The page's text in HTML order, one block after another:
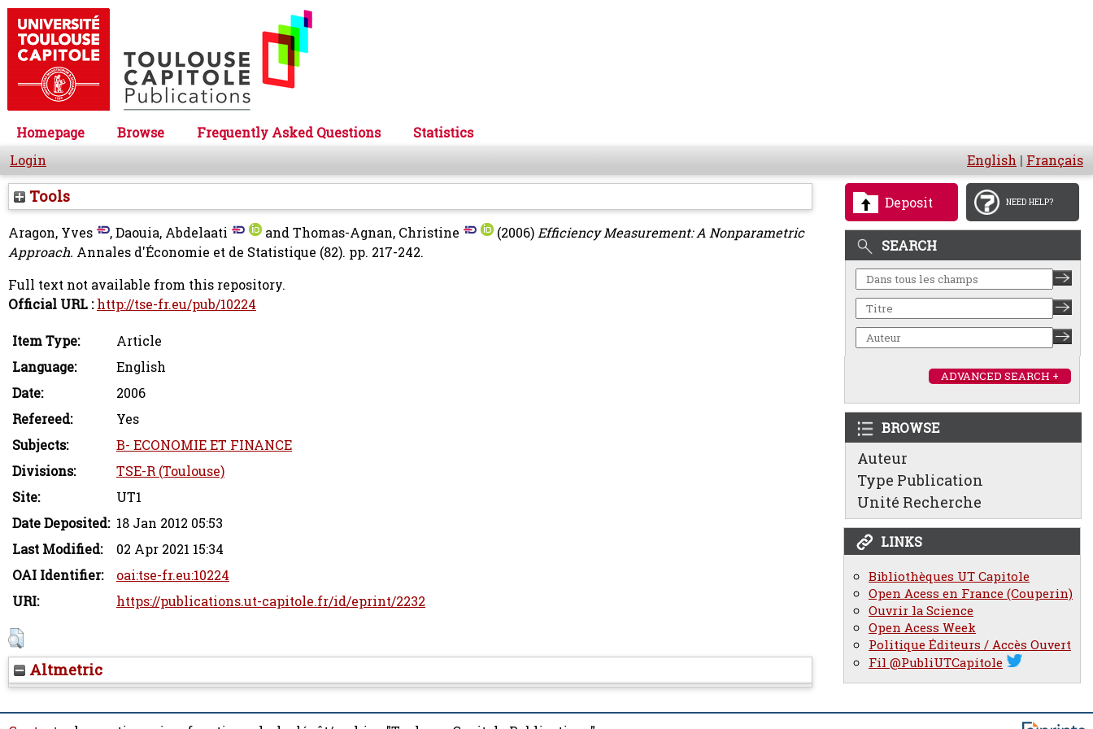
Homepage Browse Frequently Asked Questions
Statistics
Login
English | Français
Deposit NEED HELP?
SEARCH
ADVANCED SEARCH +
BROWSE
Auteur
Type Publication
Unité Recherche
LINKS
Bibliothèques UT Capitole
Open Acess en France (Couperin)
Ouvrir la Science
Open Acess Week
Politique Éditeurs / Accès Ouvert
Fil @PubliUTCapitole
Tools
Aragon, Yves ,Daouia, Abdelaati andThomas-Agnan, Christine (2006)Efficiency Measurement: A Nonparametric
Approach. Annales d'Économie et de Statistique (82). pp. 217-242.
Full text not available from this repository.
Official URL : http://tse-fr.eu/pub/10224
Item Type:
Article
Language:
English
Date:
2006
Refereed:
Yes
Subjects:
B- ECONOMIE ET FINANCE
Divisions:
TSE-R (Toulouse)
Site:
UT1
Date Deposited: 18 Jan 2012 05:53
Last Modified:
02 Apr 2021 15:34
OAI Identifier:
oai:tse-fr.eu:10224
URI:
https://publications.ut-capitole.fr/id/eprint/2232
Altmetric